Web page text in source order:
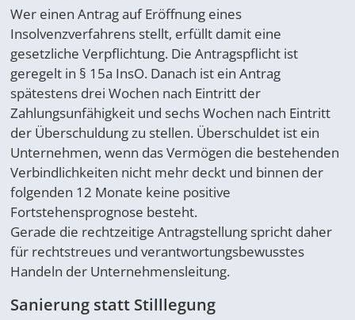
Wer einen Antrag auf Eröffnung eines
Insolvenzverfahrens stellt, erfüllt damit eine
gesetzliche Verpflichtung. Die Antragspflicht ist
geregelt in § 15a InsO. Danach ist ein Antrag
spätestens drei Wochen nach Eintritt der
Zahlungsunfähigkeit und sechs Wochen nach Eintritt
der Überschuldung zu stellen. Überschuldet ist ein
Unternehmen, wenn das Vermögen die bestehenden
Verbindlichkeiten nicht mehr deckt und binnen der
folgenden 12 Monate keine positive
Fortstehensprognose besteht.
Gerade die rechtzeitige Antragstellung spricht daher
für rechtstreues und verantwortungsbewusstes
Handeln der Unternehmensleitung.
Sanierung statt Stilllegung